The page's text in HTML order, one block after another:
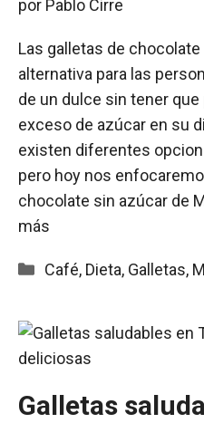
por Pablo Cirre
Las galletas de
alternativa para las
de un dulce sin tener que
exceso de azúcar en su
existen diferentes
pero hoy nos
chocolate sin azúcar de
más
Categorías
Café, Dieta, Galletas,
Galletas